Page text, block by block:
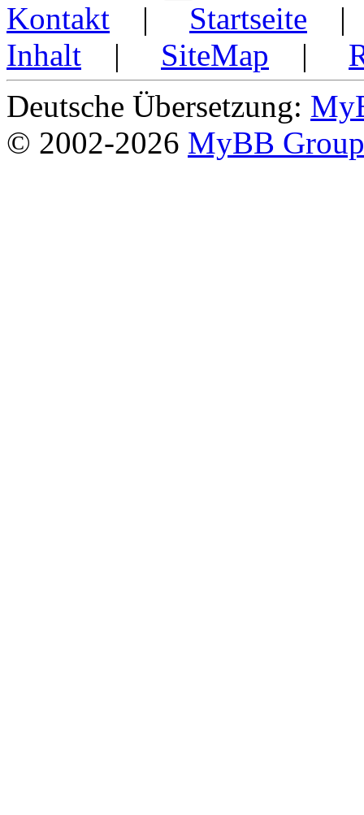
Kontakt | Startseite
Inhalt | SiteMap |
Deutsche Übersetzung:
© 2002-2026 MyBB Group